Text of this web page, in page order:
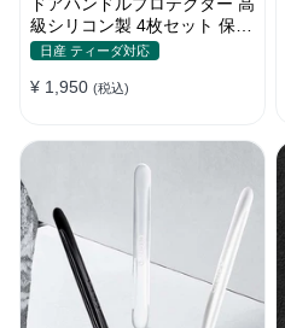
級シリコン製 4枚セット 保護
フィルム キズ防止 全車種
日産 ティーダ対応
¥ 1,950 (税込)